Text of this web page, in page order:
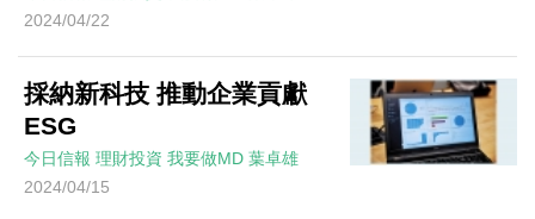
2024/04/22
採納新科技 推動企業貢獻
ESG
今日信報 理財投資 我要做MD 葉卓雄
2024/04/15